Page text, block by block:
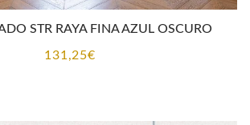
STR RAYA FINA AZUL OSCURO
131,25€